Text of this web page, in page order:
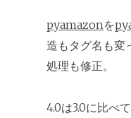
pyamazonを
造もタグ名も変
処理も修正。
4.0は3.0に比べ